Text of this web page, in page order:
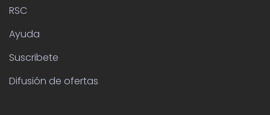
RSC
Ayuda
Suscribete
Difusión de ofertas